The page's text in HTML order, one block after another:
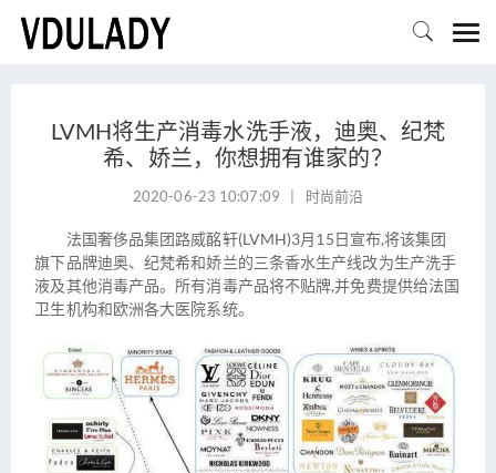
LVMH将生产消毒水洗手液，迪奥、纪梵
希、娇兰，你想拥有谁家的？
2020-06-23 10:07:09 时尚前沿
法国奢侈品集团路威酩轩(LVMH)3月15日宣布,将该集团
旗下品牌迪奥、纪梵希和娇兰的三条香水生产线改为生产洗手
液及其他消毒产品。所有消毒产品将不贴牌,并免费提供给法国
卫生机构和欧洲各大医院系统。